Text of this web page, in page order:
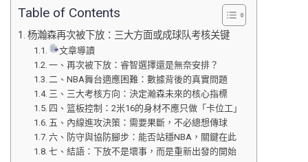
Table of Contents
杨瀚森再次被下放：三大方面或成球队考核关键
文章導讀
一、再次被下放：睿智選擇還是無奈安排？
二、NBA舞台適應困難：數據背後的真實問題
三、三大考核方向：決定瀚森未來的核心指標
四、篮板控制：2米16的身材不應只做「卡位工」
五、內線進攻決策：需要果斷，不必總想傳球
六、防守與協防腳步：能否站穩NBA，關鍵在此
七、結語：下放不是壞事，而是重新出發的開始